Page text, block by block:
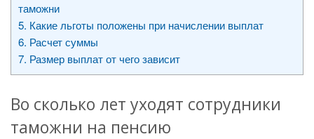
таможни
5. Какие льготы положены при начислении выплат
6. Расчет суммы
7. Размер выплат от чего зависит
Во сколько лет уходят сотрудники
таможни на пенсию